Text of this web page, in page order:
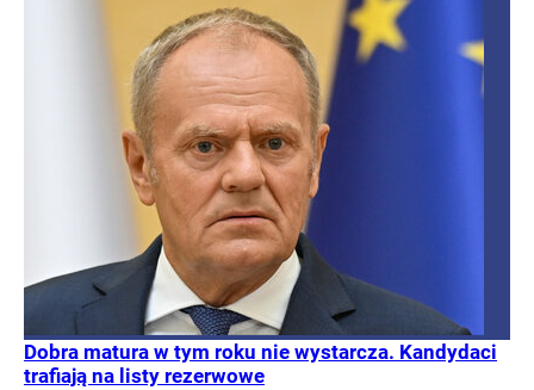
Dobra matura w tym roku nie wystarcza. Kandydaci
trafiają na listy rezerwowe